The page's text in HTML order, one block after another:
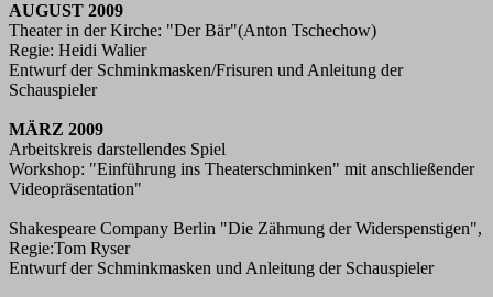
AUGUST 2009
Theater in der Kirche: "Der Bär"(Anton Tschechow)
Regie: Heidi Walier
Entwurf der Schminkmasken/Frisuren und Anleitung der
Schauspieler
MÄRZ 2009
Arbeitskreis darstellendes Spiel
Workshop: "Einführung ins Theaterschminken" mit anschließender
Videopräsentation"
Shakespeare Company Berlin "Die Zähmung der Widerspenstigen",
Regie:Tom Ryser
Entwurf der Schminkmasken und Anleitung der Schauspieler